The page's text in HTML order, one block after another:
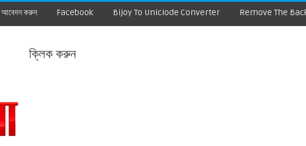
আবেদন করুন Facebook Bijoy To Uniciode Converter Remove The
ক্লিক করুন